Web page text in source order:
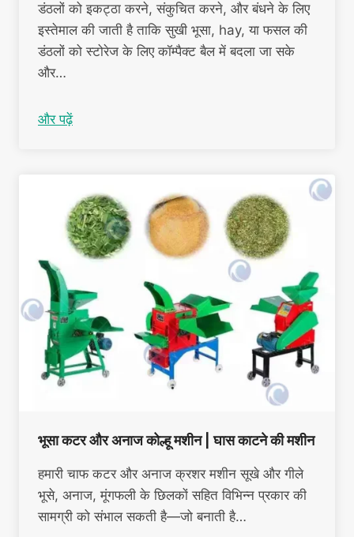
डंठलों को इकट्ठा करने, संकुचित करने, और बंधने के लिए
इस्तेमाल की जाती है ताकि सुखी भूसा, hay, या फसल की
डंठलों को स्टोरेज के लिए कॉम्पैक्ट बैल में बदला जा सके
और…
और पढ़ें
भूसा कटर और अनाज कोल्हू मशीन | घास काटने की मशीन
हमारी चाफ कटर और अनाज क्रशर मशीन सूखे और गीले
भूसे, अनाज, मूंगफली के छिलकों सहित विभिन्न प्रकार की
सामग्री को संभाल सकती है—जो बनाती है…